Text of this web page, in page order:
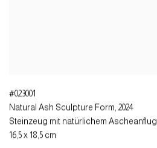
#023001
Natural Ash Sculpture Form, 2024
Steinzeug mit natürlichem Ascheanflug
16,5 x 18,5 cm